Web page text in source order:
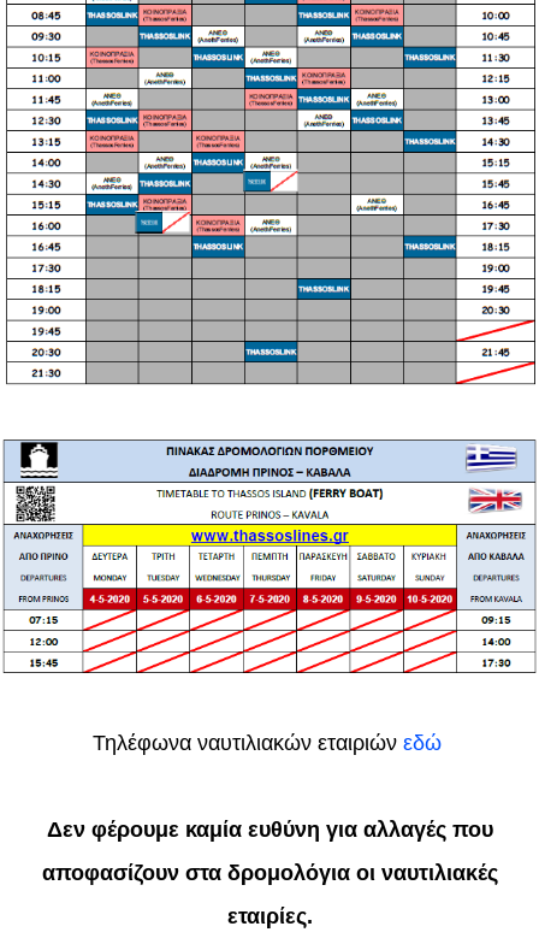
Τηλέφωνα ναυτιλιακών εταιριών εδώ
Δεν φέρουμε καμία ευθύνη για αλλαγές που
αποφασίζουν στα δρομολόγια οι ναυτιλιακές
εταιρίες.